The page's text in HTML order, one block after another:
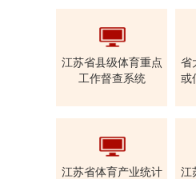
江苏省县级体育重点
工作督查系统
省
或
江苏省体育产业统计
江